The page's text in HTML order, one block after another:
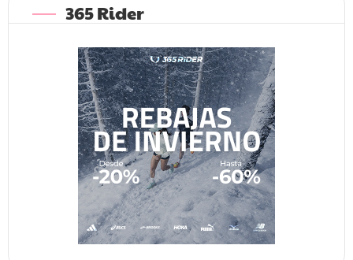
365 Rider